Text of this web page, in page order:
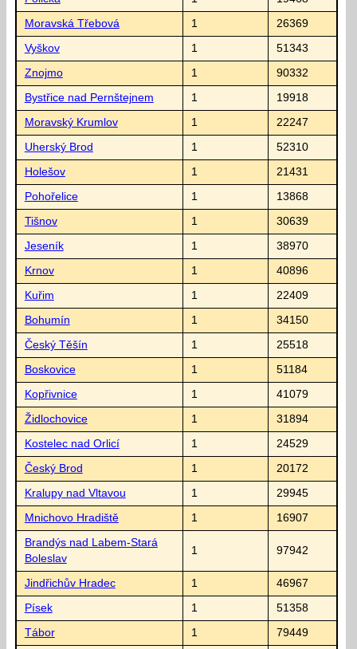
Moravská Třebová 1 26369
Vyškov 1 51343
Znojmo 1 90332
Bystřice nad Pernštejnem 1 19918
Moravský Krumlov 1 22247
Uherský Brod 1 52310
Holešov 1 21431
Pohořelice 1 13868
Tišnov 1 30639
Jeseník 1 38970
Krnov 1 40896
Kuřim 1 22409
Bohumín 1 34150
Český Těšín 1 25518
Boskovice 1 51184
Kopřivnice 1 41079
Židlochovice 1 31894
Kostelec nad Orlicí 1 24529
Český Brod 1 20172
Kralupy nad Vltavou 1 29945
Mnichovo Hradiště 1 16907
Brandýs nad Labem-Stará
Boleslav
1 97942
Jindřichův Hradec 1 46967
Písek 1 51358
Tábor 1 79449